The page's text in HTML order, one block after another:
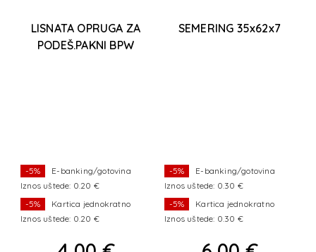
LISNATA OPRUGA ZA
PODEŠ.PAKNI BPW
-5%
E-banking/gotovina
Iznos uštede: 0.20 €
-5%
Kartica jednokratno
Iznos uštede: 0.20 €
SEMERING 35x62x7
-5%
E-banking/gotovina
Iznos uštede: 0.30 €
-5%
Kartica jednokratno
Iznos uštede: 0.30 €